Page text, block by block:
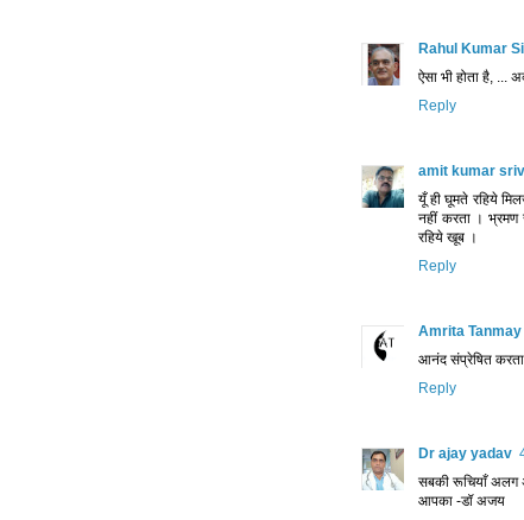
Rahul Kumar
ऐसा भी होता है, ...
Reply
amit kumar
यूँ ही घूमते रहिये
नहीं करता ।
रहिये खूब ।
Reply
Amrita Tanmay
आनंद संप्रेषित
Reply
Dr ajay yadav
सबकी रूचियाँ अलग
आपका -डॉ अजय